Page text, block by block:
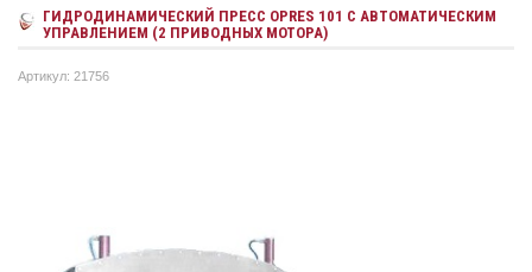
ГИДРОДИНАМИЧЕСКИЙ ПРЕСС OPRES 101 C АВТОМАТИЧЕСКИМ
УПРАВЛЕНИЕМ (2 ПРИВОДНЫХ МОТОРА)
Артикул: 21756